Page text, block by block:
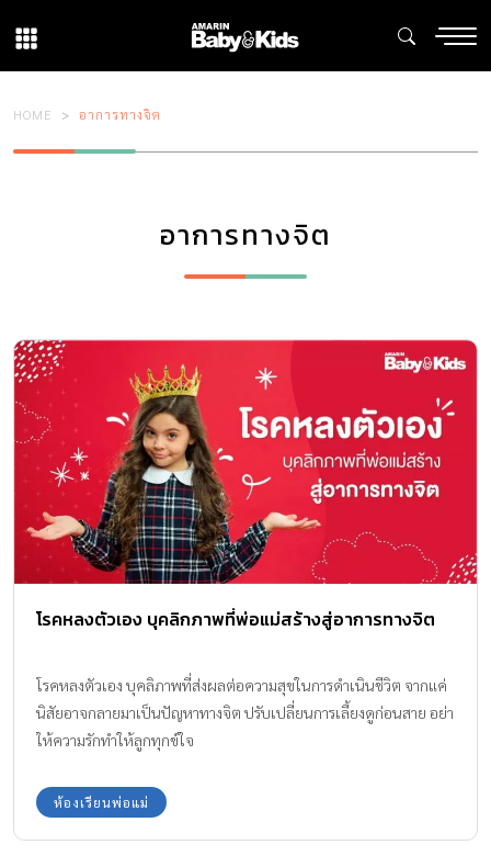
HOME อาการทางจิต
อาการทางจิต
โรคหลงตัวเอง บุคลิกภาพที่พ่อแม่สร้างสู่อาการทางจิต
โรคหลงตัวเอง บุคลิภาพที่ส่งผลต่อความสุขในการดำเนินชีวิต จากแค่
นิสัยอาจกลายมาเป็นปัญหาทางจิต ปรับเปลี่ยนการเลี้ยงดูก่อนสาย อย่า
ให้ความรักทำให้ลูกทุกข์ใจ
ห้องเรียนพ่อแม่